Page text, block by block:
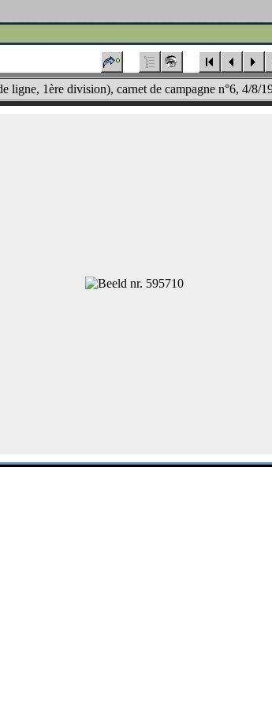
ligne, 1ère division), carnet de campagne n°6, 4/8/